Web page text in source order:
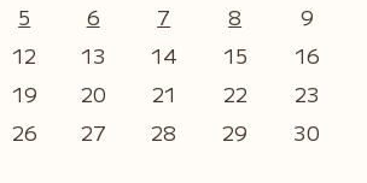
5 6 7 8
9
12 13 14 15
16
19 20 21 22
23
26 27 28 29
30